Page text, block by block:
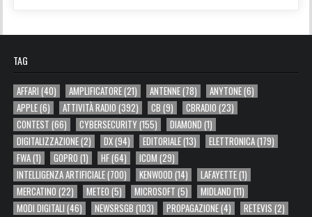
TAG
AFFARI (40) AMPLIFICATORE(21) ANTENNE(78) ANYTONE(6)
APPLE(6) ATTIVITÀ RADIO (392) CB (9) CBRADIO (23)
CONTEST (66) CYBERSECURITY(155) DIAMOND (1)
DIGITALIZZAZIONE(2) DX(94) EDITORIALE(13) ELETTRONICA(179)
FWA(1) GOPRO (1) HF(64) ICOM (29)
INTELLIGENZA ARTIFICIALE(700) KENWOOD (14) LAFAYETTE(1)
MERCATINO (22) METEO (5) MICROSOFT (5) MIDLAND (11)
MODI DIGITALI (46) NEWSRSGB (103) PROPAGAZIONE(4) RETEVIS (2)